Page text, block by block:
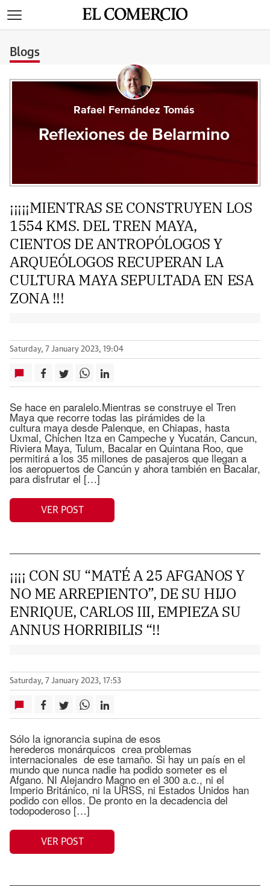
Blogs
Rafael Fernández Tomás
Reflexiones de Belarmino
¡¡¡¡¡MIENTRAS SE CONSTRUYEN LOS
1554 KMS. DEL TREN MAYA,
CIENTOS DE ANTROPÓLOGOS Y
ARQUEÓLOGOS RECUPERAN LA
CULTURA MAYA SEPULTADA EN ESA
ZONA !!!
Saturday, 7 January 2023, 19:04
Se hace en paralelo.Mientras se construye el Tren
Maya que recorre todas las pirámides de la
cultura maya desde Palenque, en Chiapas, hasta
Uxmal, Chichen Itza en Campeche y Yucatán, Cancun,
Riviera Maya, Tulum, Bacalar en Quintana Roo, que
permitirá a los 35 millones de pasajeros que llegan a
los aeropuertos de Cancún y ahora también en Bacalar,
para disfrutar el […]
VER POST
¡¡¡¡ CON SU “MATÉ A 25 AFGANOS Y
NO ME ARREPIENTO”, DE SU HIJO
ENRIQUE, CARLOS III, EMPIEZA SU
ANNUS HORRIBILIS “!!
Saturday, 7 January 2023, 17:53
Sólo la ignorancia supina de esos
herederos monárquicos crea problemas
internacionales de ese tamaño. Si hay un país en el
mundo que nunca nadie ha podido someter es el
Afgano. NI Alejandro Magno en el 300 a.c., ni el
Imperio Británico, ni la URSS, ni Estados Unidos han
podido con ellos. De pronto en la decadencia del
todopoderoso […]
VER POST